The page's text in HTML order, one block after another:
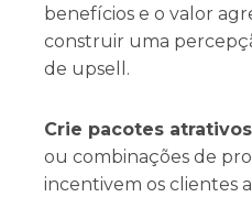
benefícios e o valor
construir uma
de upsell.
Crie pacotes atrativos
ou combinações de
incentivem os clientes